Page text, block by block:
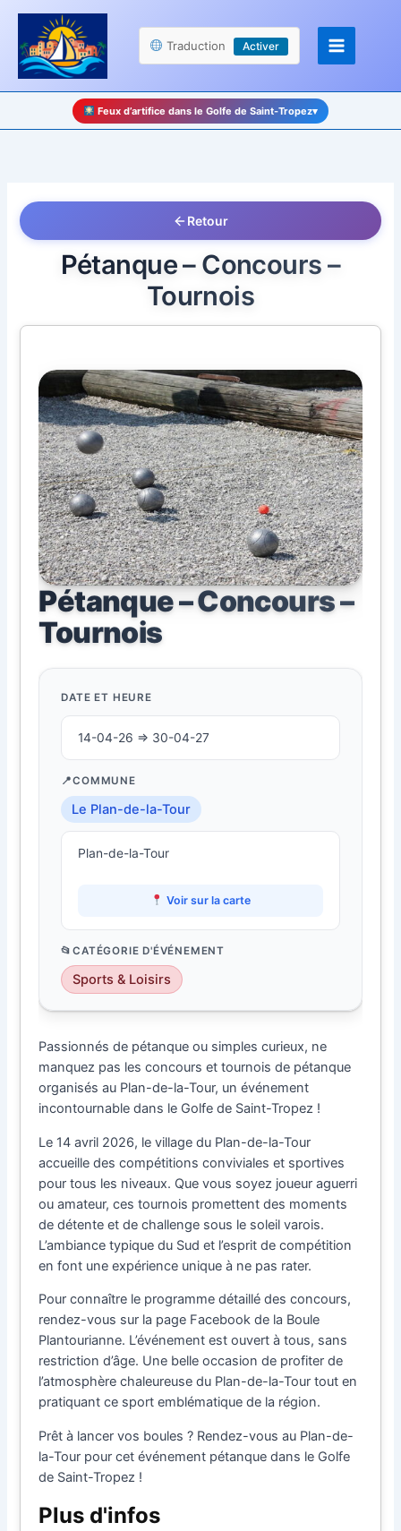
Panneau de gestion des cookies
Aller
contenu
Traduction Activer
Feux d’artifice dans le Golfe de Saint-Tropez▾
Retour
Pétanque – Concours –
Tournois
Pétanque – Concours –
Tournois
DATE ET HEURE
14-04-26 ⇒ 30-04-27
COMMUNE
Le Plan-de-la-Tour
Plan-de-la-Tour
Voir sur la carte
CATÉGORIE D'ÉVÉNEMENT
Sports & Loisirs
Passionnés de pétanque ou simples curieux, ne
manquez pas les concours et tournois de pétanque
organisés au Plan-de-la-Tour, un événement
incontournable dans le Golfe de Saint-Tropez !
Le 14 avril 2026, le village du Plan-de-la-Tour
accueille des compétitions conviviales et sportives
pour tous les niveaux. Que vous soyez joueur aguerri
ou amateur, ces tournois promettent des moments
de détente et de challenge sous le soleil varois.
L’ambiance typique du Sud et l’esprit de compétition
en font une expérience unique à ne pas rater.
Pour connaître le programme détaillé des concours,
rendez-vous sur la page Facebook de la Boule
Plantourianne. L’événement est ouvert à tous, sans
restriction d’âge. Une belle occasion de profiter de
l’atmosphère chaleureuse du Plan-de-la-Tour tout en
pratiquant ce sport emblématique de la région.
Prêt à lancer vos boules ? Rendez-vous au Plan-de-
la-Tour pour cet événement pétanque dans le Golfe
de Saint-Tropez !
Plus d'infos